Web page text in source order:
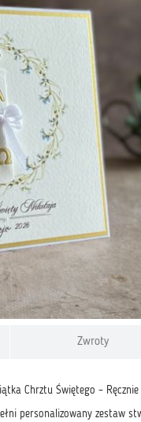
Zwroty
Chrztu Świętego –
personalizowany zestaw